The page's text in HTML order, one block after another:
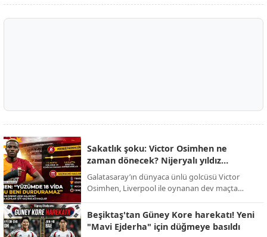
Sakatlık şoku: Victor Osimhen ne
zaman dönecek? Nijeryalı yıldız
sessizliğini bozdu!
Galatasaray’ın dünyaca ünlü golcüsü Victor
Osimhen, Liverpool ile oynanan dev maçta
konuştu. Yıldız oyuncu, sahalardan uzak
kalacağı süreyi bizzat açıkladı.
Beşiktaş'tan Güney Kore harekatı! Yeni
"Mavi Ejderha" için düğmeye basıldı